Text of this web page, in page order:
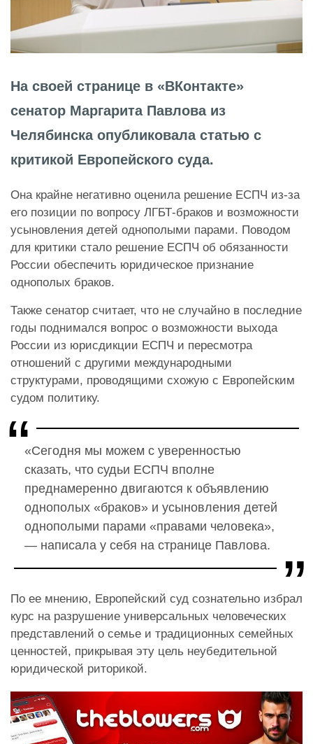
На своей странице в «ВКонтакте»
сенатор Маргарита Павлова из
Челябинска опубликовала статью с
критикой Европейского суда.
Она крайне негативно оценила решение ЕСПЧ из-за
его позиции по вопросу ЛГБТ-браков и возможности
усыновления детей однополыми парами. Поводом
для критики стало решение ЕСПЧ об обязанности
России обеспечить юридическое признание
однополых браков.
Также сенатор считает, что не случайно в последние
годы поднимался вопрос о возможности выхода
России из юрисдикции ЕСПЧ и пересмотра
отношений с другими международными
структурами, проводящими схожую с Европейским
судом политику.
«Сегодня мы можем с уверенностью
сказать, что судьи ЕСПЧ вполне
преднамеренно двигаются к объявлению
однополых «браков» и усыновления детей
однополыми парами «правами человека»,
— написала у себя на странице Павлова.
По ее мнению, Европейский суд сознательно избрал
курс на разрушение универсальных человеческих
представлений о семье и традиционных семейных
ценностей, прикрывая эту цель неубедительной
юридической риторикой.